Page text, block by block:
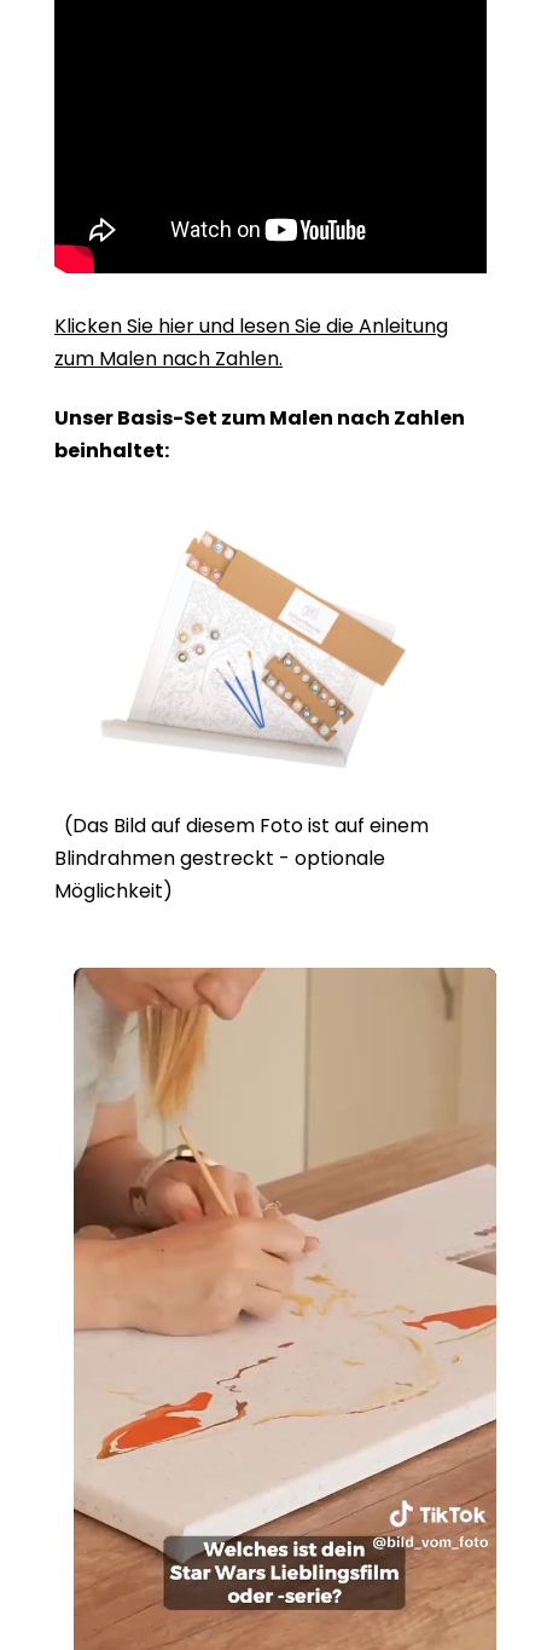
Klicken Sie hier und lesen Sie die Anleitung
zum Malen nach Zahlen.
Unser Basis-Set zum Malen nach Zahlen
beinhaltet:
(Das Bild auf diesem Foto ist auf einem
Blindrahmen gestreckt - optionale
Möglichkeit)